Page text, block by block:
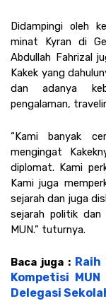
Didampingi oleh
minat Kyran di
Abdullah Fahrizal
Kakek yang
dan adanya
pengalaman,
“Kami banyak
mengingat
diplomat. Kami
Kami juga
sejarah dan juga
sejarah politik
MUN.” tuturnya.
Baca juga : Raih
Kompetisi
Delegasi